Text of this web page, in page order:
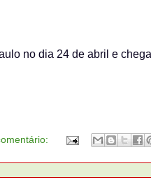
no dia 24 de abril e